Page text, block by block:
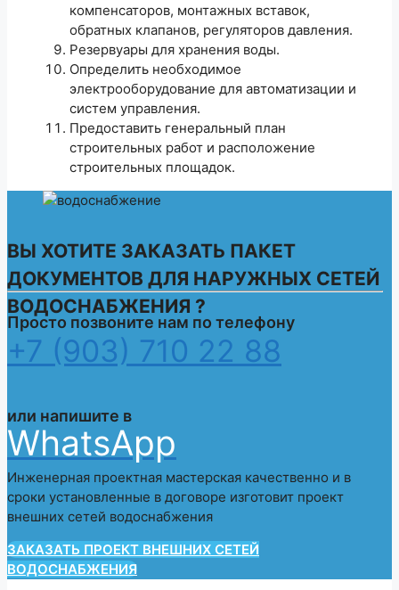
компенсаторов, монтажных вставок,
обратных клапанов, регуляторов давления.
Резервуары для хранения воды.
Определить необходимое
электрооборудование для автоматизации и
систем управления.
Предоставить генеральный план
строительных работ и расположение
строительных площадок.
ВЫ ХОТИТЕ ЗАКАЗАТЬ ПАКЕТ
ДОКУМЕНТОВ ДЛЯ НАРУЖНЫХ СЕТЕЙ
ВОДОСНАБЖЕНИЯ ?
Просто позвоните нам по телефону
+7 (903) 710 22 88
или напишите в
WhatsApp
Инженерная проектная мастерская качественно и в
сроки установленные в договоре изготовит проект
внешних сетей водоснабжения
ЗАКАЗАТЬ ПРОЕКТ ВНЕШНИХ СЕТЕЙ
ВОДОСНАБЖЕНИЯ